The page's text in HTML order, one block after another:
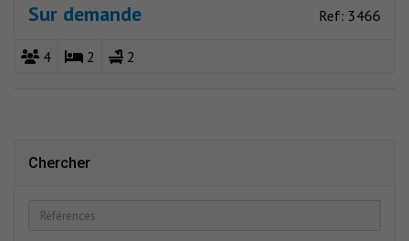
Sur demande Ref: 3466
4 2 2
Chercher